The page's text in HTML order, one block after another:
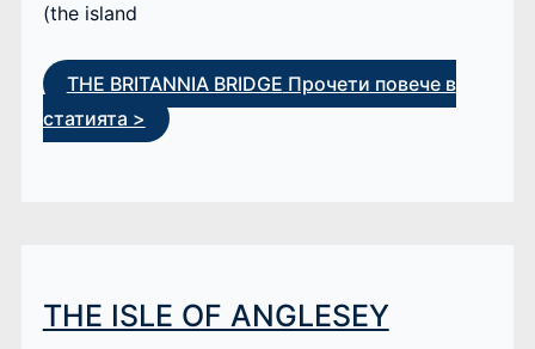
(the island
THE BRITANNIA BRIDGE Прочети повече в
статията >
THE ISLE OF ANGLESEY